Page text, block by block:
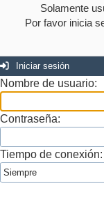
Solamente
Por favor inicia
Iniciar sesión
Nombre de usuario:
Contraseña:
Tiempo de conexión: